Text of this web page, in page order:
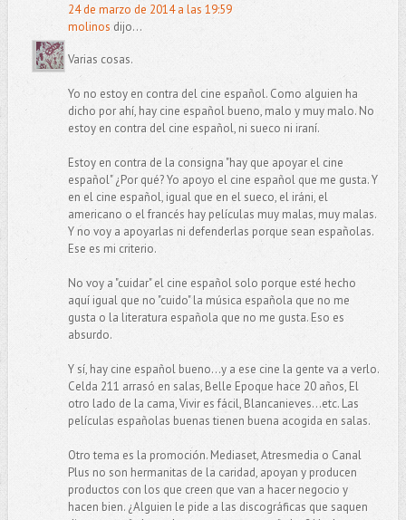
24 de marzo de 2014 a las 19:59
molinos dijo...
Varias cosas.
Yo no estoy en contra del cine español. Como alguien ha
dicho por ahí, hay cine español bueno, malo y muy malo. No
estoy en contra del cine español, ni sueco ni iraní.
Estoy en contra de la consigna "hay que apoyar el cine
español" ¿Por qué? Yo apoyo el cine español que me gusta. Y
en el cine español, igual que en el sueco, el iráni, el
americano o el francés hay películas muy malas, muy malas.
Y no voy a apoyarlas ni defenderlas porque sean españolas.
Ese es mi criterio.
No voy a "cuidar" el cine español solo porque esté hecho
aquí igual que no "cuido" la música española que no me
gusta o la literatura española que no me gusta. Eso es
absurdo.
Y sí, hay cine español bueno...y a ese cine la gente va a verlo.
Celda 211 arrasó en salas, Belle Epoque hace 20 años, El
otro lado de la cama, Vivir es fácil, Blancanieves...etc. Las
películas españolas buenas tienen buena acogida en salas.
Otro tema es la promoción. Mediaset, Atresmedia o Canal
Plus no son hermanitas de la caridad, apoyan y producen
productos con los que creen que van a hacer negocio y
hacen bien. ¿Alguien le pide a las discográficas que saquen